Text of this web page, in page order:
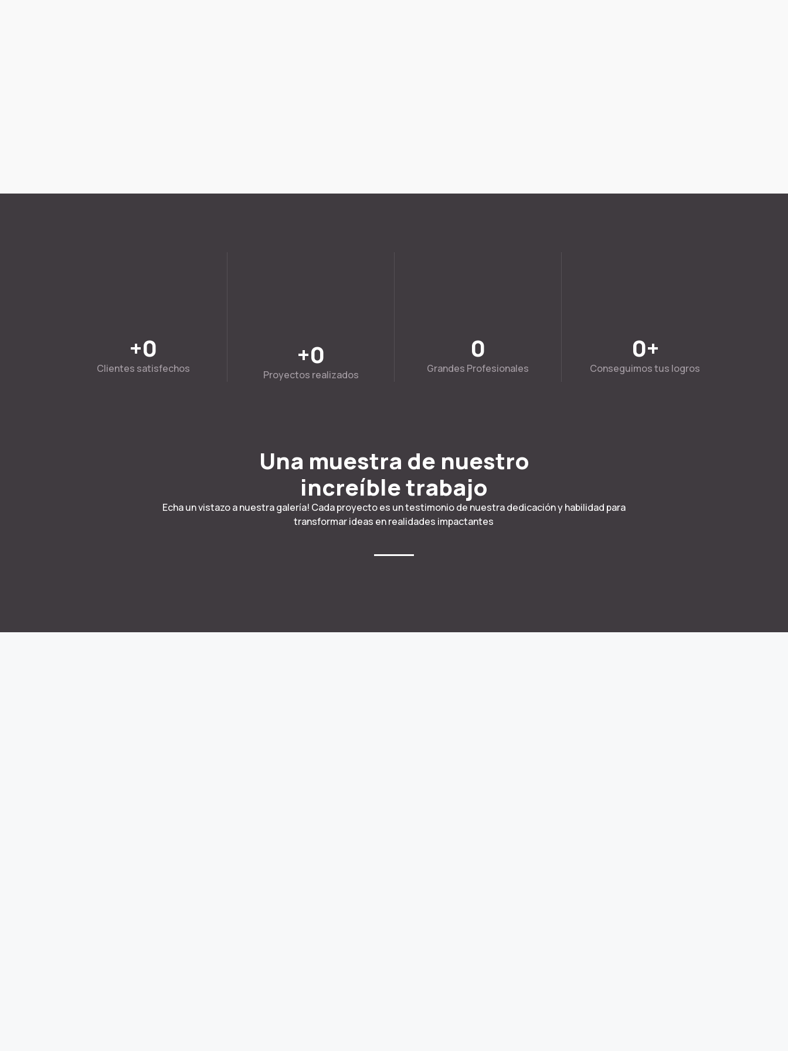
+0
Clientes satisfechos +0
Proyectos realizados
0
Grandes Profesionales
0+
Conseguimos tus logros
Una muestra de nuestro
increíble trabajo
Echa un vistazo a nuestra galería! Cada proyecto es un testimonio de nuestra dedicación y habilidad para
transformar ideas en realidades impactantes